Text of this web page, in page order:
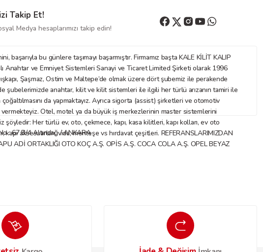
Takip Et!
Medya hesaplarımızı takip edin!
bu günlere taşımayı başarmıştır. Firmamız başta KALE KİLİT KALIP
Anahtar ve Emniyet Sistemleri Sanayi ve Ticaret Limited Şirketi olarak 1996
Şaşmaz, Ostim ve Maltepe’de olmak üzere dört şubemiz ile perakende
şubelerimizde anahtar, kilit ve kilit sistemleri ile ilgili her türlü arızanın tamiri ile
çoğaltılmasını da yapmaktayız. Ayrıca sigorta (assist) şirketleri ve otomotiv
Otel, motel ya da büyük iş merkezlerinin master sistemlerini
Her türlü ev, oto, çekmece, kapı, kasa kilitleri, kapı kolları, ev oto
aksesuarları, vida, menteşe vs hırdavat çeşitleri. REFERANSLARIMIZDAN
ADİ ORTAKLIĞI OTO KOÇ A.Ş. OPİS A.Ş. COCA COLA A.Ş. OPEL BEYAZ
No : 67 B/4 Altındağ / ANKARA